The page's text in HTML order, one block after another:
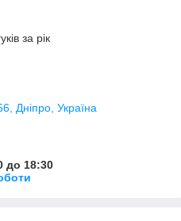
за рік
Дніпро, Україна
до 18:30